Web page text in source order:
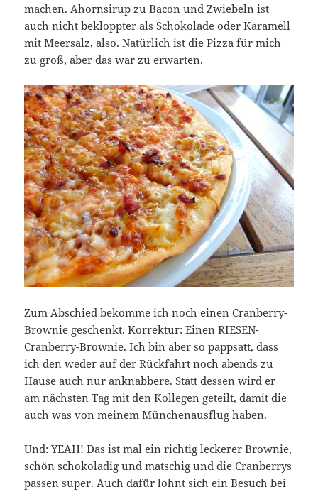
machen. Ahornsirup zu Bacon und Zwiebeln ist
auch nicht bekloppter als Schokolade oder Karamell
mit Meersalz, also. Natürlich ist die Pizza für mich
zu groß, aber das war zu erwarten.
Zum Abschied bekomme ich noch einen Cranberry-
Brownie geschenkt. Korrektur: Einen RIESEN-
Cranberry-Brownie. Ich bin aber so pappsatt, dass
ich den weder auf der Rückfahrt noch abends zu
Hause auch nur anknabbere. Statt dessen wird er
am nächsten Tag mit den Kollegen geteilt, damit die
auch was von meinem Münchenausflug haben.
Und: YEAH! Das ist mal ein richtig leckerer Brownie,
schön schokoladig und matschig und die Cranberrys
passen super. Auch dafür lohnt sich ein Besuch bei